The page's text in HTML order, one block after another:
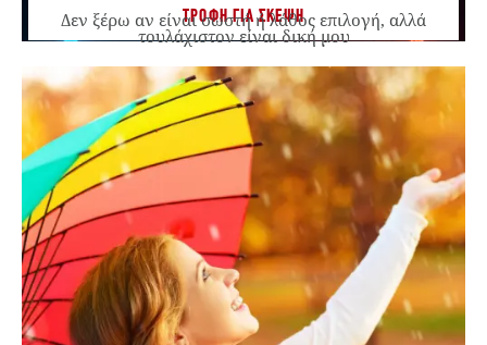
ΤΡΟΦΗ ΓΙΑ ΣΚΕΨΗ
Δεν ξέρω αν είναι σωστή ή λάθος επιλογή, αλλά
τουλάχιστον είναι δική μου